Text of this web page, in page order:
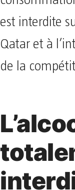
est interdite
Qatar et à
de la